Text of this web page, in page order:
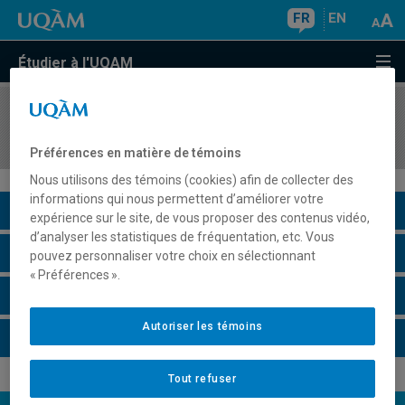
FR EN
Étudier à l'UQAM
COURS//
Description du cours
Horaire - Été 2026
Préférences en matière de témoins
Nous utilisons des témoins (cookies) afin de collecter des
informations qui nous permettent d’améliorer votre
expérience sur le site, de vous proposer des contenus vidéo,
d’analyser les statistiques de fréquentation, etc. Vous
pouvez personnaliser votre choix en sélectionnant
« Préférences ».
Tout refuser
Autoriser les témoins